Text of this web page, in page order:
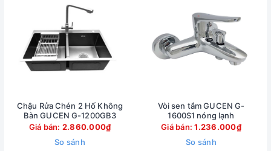
Chậu Rửa Chén 2 Hố Không
Bàn GUCEN G-1200GB3
Giá bán: 2.860.000₫
So sánh
Vòi sen tắm GUCEN G-
1600S1 nóng lạnh
Giá bán:1.236.000₫
So sánh